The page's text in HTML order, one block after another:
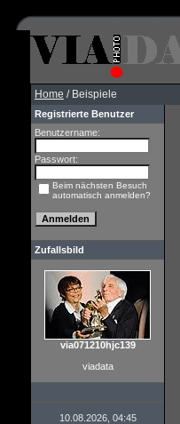
Home / Beispiele
Registrierte Benutzer
Benutzername:
Passwort:
Beim nächsten Besuch
automatisch anmelden?
Zufallsbild
via071210hjc139
viadata
10.08.2026, 04:45